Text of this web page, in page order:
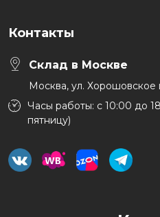
Контакты
Склад в Москве
Москва, ул. Хорошовское
Часы работы: с 10:00 до
пятницу)